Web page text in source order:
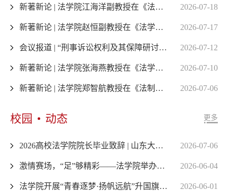
2026-07-18
新著新论 | 法学院江海洋副教授在《法商研究》发表最新理论成果
2026-07-17
新著新论 | 法学院赵恒副教授在《法学杂志》发表最新理论成果
2026-07-12
会议报道 | “刑事诉讼权利及其保障研讨会” 在青岛成功举办
2026-07-10
新著新论 | 法学院张海燕教授在《法学论坛》发表最新理论成果
2026-07-06
新著新论 | 法学院郑智航教授在《法制与社会发展》发表最新理论成果
校园 动态 更多
2026-07-06
2026高校法学院院长毕业致辞 | 山东大学法学院院长周长军：人生辽阔，请坚定走过
2026-06-04
激情赛场，“足”够精彩——法学院举办师生足球友谊赛暨毕业生球员退役仪式
2026-06-01
法学院开展“青春逐梦·扬帆远航”升国旗主题团日活动